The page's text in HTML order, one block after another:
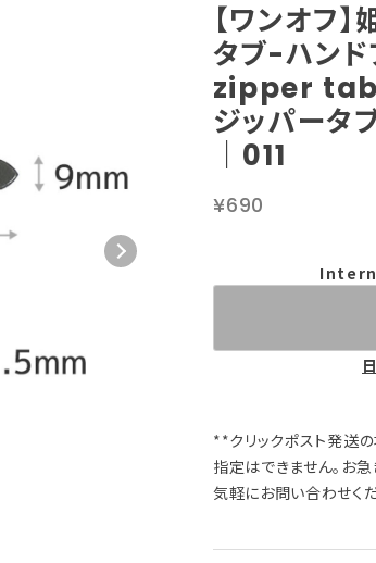
【ワンオフ
タブ-ハン
zipper tab
ジッパータ
｜011
¥690
**クリックポスト発送
指定はできません。お
気軽にお問い合わせくだ